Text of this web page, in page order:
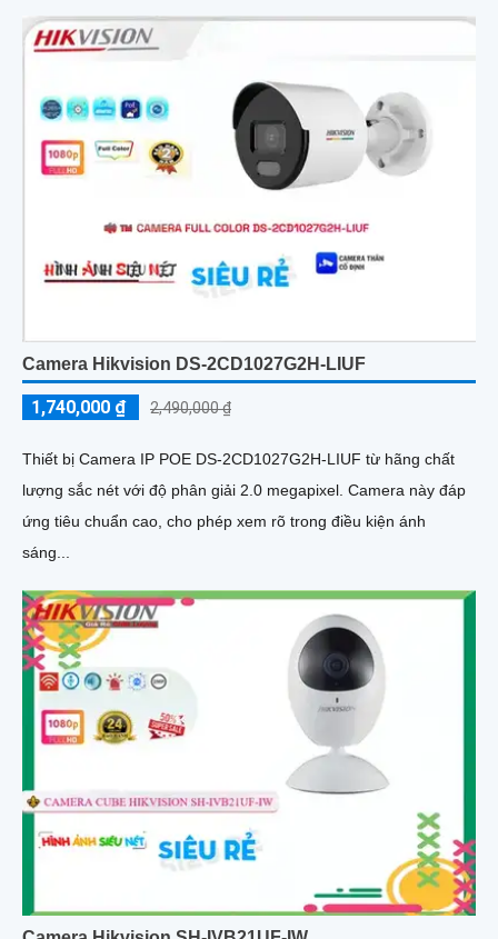
Camera Hikvision DS-2CD1027G2H-LIUF
1,740,000 ₫ 2,490,000 ₫
Thiết bị Camera IP POE DS-2CD1027G2H-LIUF từ hãng chất
lượng sắc nét với độ phân giải 2.0 megapixel. Camera này đáp
ứng tiêu chuẩn cao, cho phép xem rõ trong điều kiện ánh
sáng...